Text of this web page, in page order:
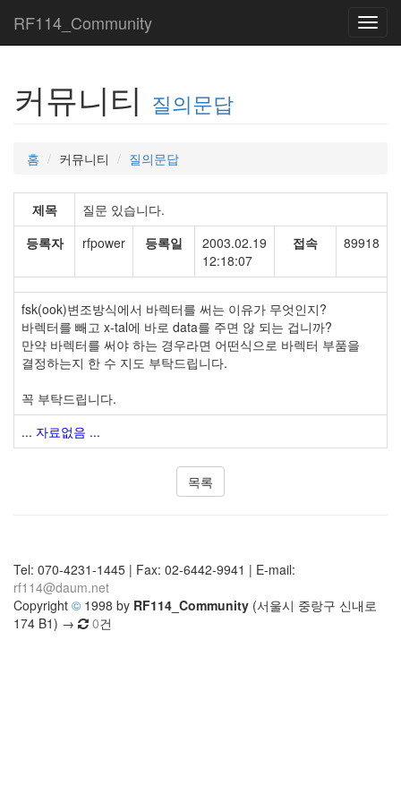
RF114_Community
커뮤니티 질의문답
홈 커뮤니티 질의문답
제목
질문 있습니다.
등록자
rfpower 등록일
2003.02.19
12:18:07
접속 89918
fsk(ook)변조방식에서 바렉터를 써는 이유가 무엇인지?
바렉터를 빼고 x-tal에 바로 data를 주면 않 되는 겁니까?
만약 바렉터를 써야 하는 경우라면 어떤식으로 바렉터 부품을
결정하는지 한 수 지도 부탁드립니다.
꼭 부탁드립니다.
... 자료없음 ...
목록
Tel: 070-4231-1445 | Fax: 02-6442-9941 | E-mail:
rf114@daum.net
Copyright © 1998 by RF114_Community (서울시 중랑구 신내로
174 B1) →
0건